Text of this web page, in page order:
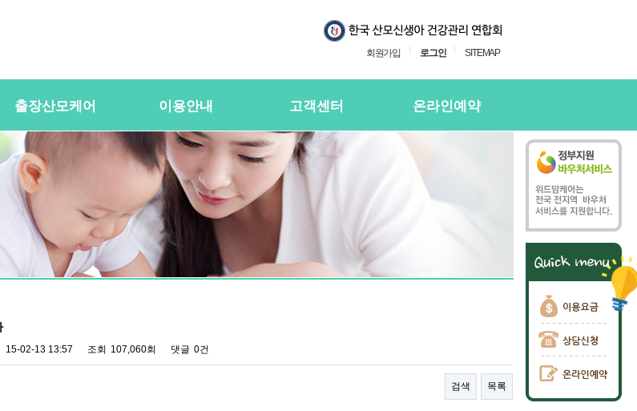
회원가입 로그인 SITEMAP
출장산모케어
산전바디케어
산후바디케어
케어매니저 자격요건
유의사항
이용안내
이용절차
이용요금
대여용품
이용약관
고객센터
공지사항
문의하기
이용후기
자주하는질문
상담신청
상담신청 확인
온라인예약
온라인예약
온라인 예약확인
15-02-13 13:57 조회 107,060회 댓글 0건
검색 목록